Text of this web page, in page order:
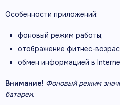
Особенности приложений:
фоновый режим работы;
отображение фитнес-
обмен информацией в
Внимание! Фоновый режим
батареи.